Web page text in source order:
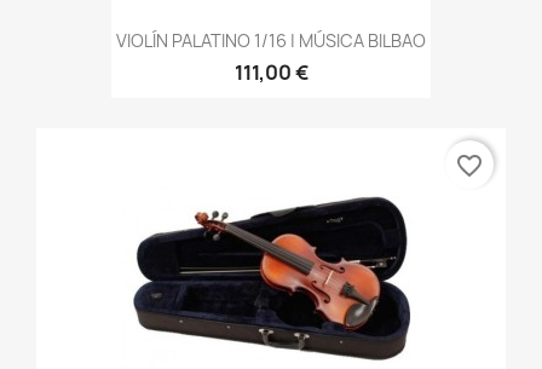
VIOLÍN PALATINO 1/16 | MÚSICA BILBAO
111,00 €
favorite_border